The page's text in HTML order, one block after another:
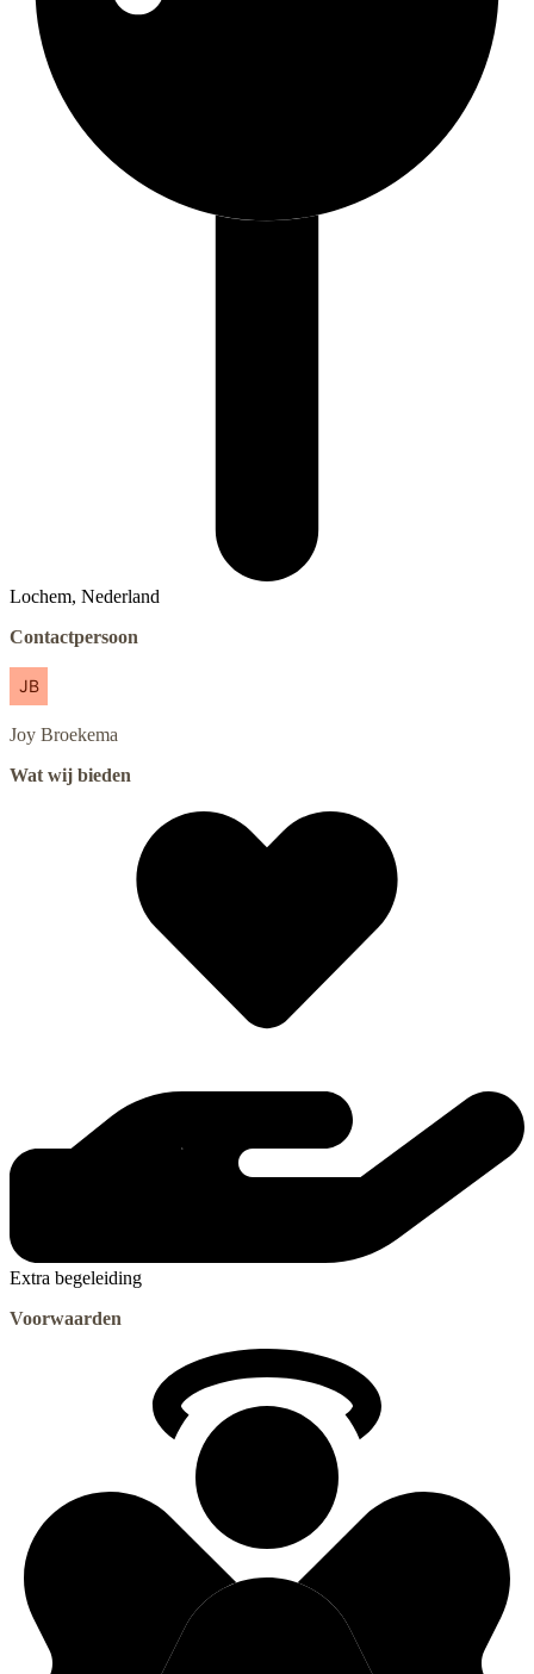
Lochem, Nederland
Contactpersoon
Joy Broekema
Wat wij bieden
Extra begeleiding
Voorwaarden